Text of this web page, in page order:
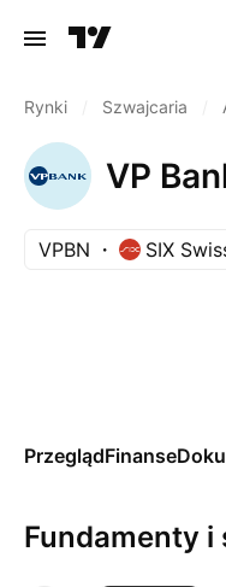
Rynki Szwajcaria
VP
VPBN SIX
PrzeglądFinanse
Fundamenty